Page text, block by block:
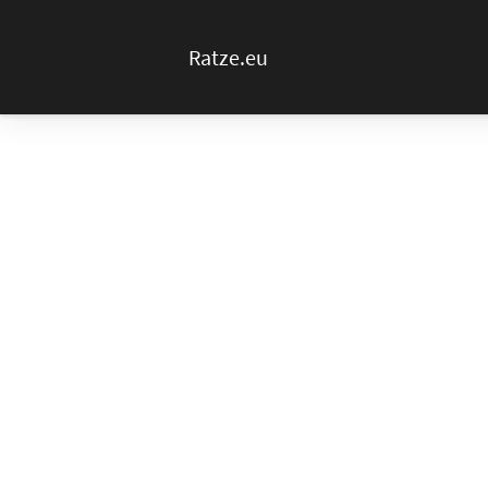
Ratze.eu